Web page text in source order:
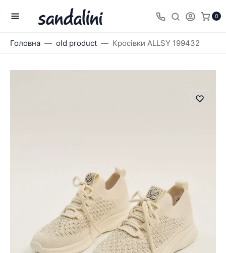
0
Головна old product Кросівки ALLSY 199432